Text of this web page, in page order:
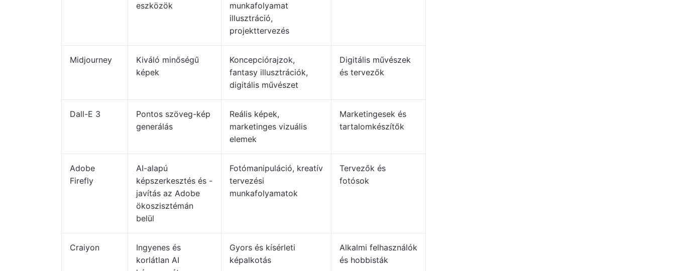
eszközök
munkafolyamat
illusztráció,
projekttervezés
Midjourney
Kiváló minőségű
képek
Koncepciórajzok,
fantasy illusztrációk,
digitális művészet
Digitális művészek
és tervezők
Dall-E 3
Pontos szöveg-kép
generálás
Reális képek,
marketinges vizuális
elemek
Marketingesek és
tartalomkészítők
Adobe
Firefly
AI-alapú
képszerkesztés és -
javítás az Adobe
ökoszisztémán
belül
Fotómanipuláció, kreatív
tervezési
munkafolyamatok
Tervezők és
fotósok
Craiyon
Ingyenes és
korlátlan AI
Gyors és kísérleti
képalkotás
Alkalmi felhasználók
és hobbisták